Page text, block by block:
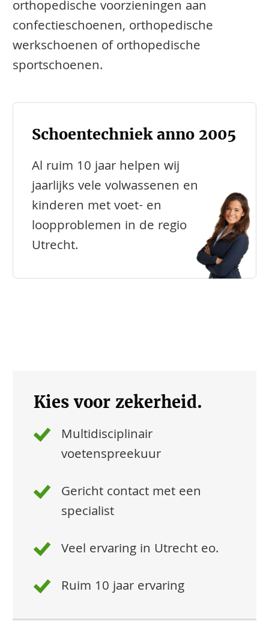
orthopedische voorzieningen aan
confectieschoenen, orthopedische
werkschoenen of orthopedische
sportschoenen.
Schoentechniek anno 2005
Al ruim 10 jaar helpen wij
jaarlijks vele volwassenen en
kinderen met voet- en
loopproblemen in de regio
Utrecht.
Kies voor zekerheid.
Multidisciplinair
voetenspreekuur
Gericht contact met een
specialist
Veel ervaring in Utrecht eo.
Ruim 10 jaar ervaring